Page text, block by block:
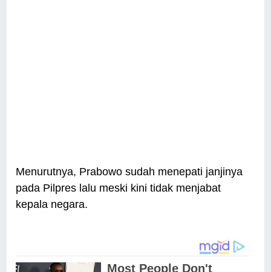
Menurutnya, Prabowo sudah menepati janjinya
pada Pilpres lalu meski kini tidak menjabat
kepala negara.